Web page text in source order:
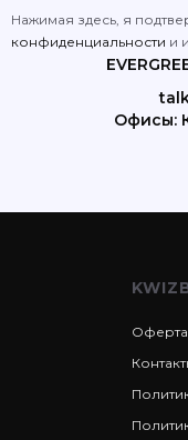
Нажимая здесь, я
конфиденциальности и
Офисы:
Оферта